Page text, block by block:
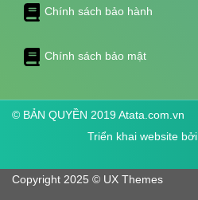
Chính sách bảo hành
Chính sách bảo mật
© BẢN QUYỀN 2019 Atata.com.vn
Triển khai website bởi
Copyright 2025 © UX Themes